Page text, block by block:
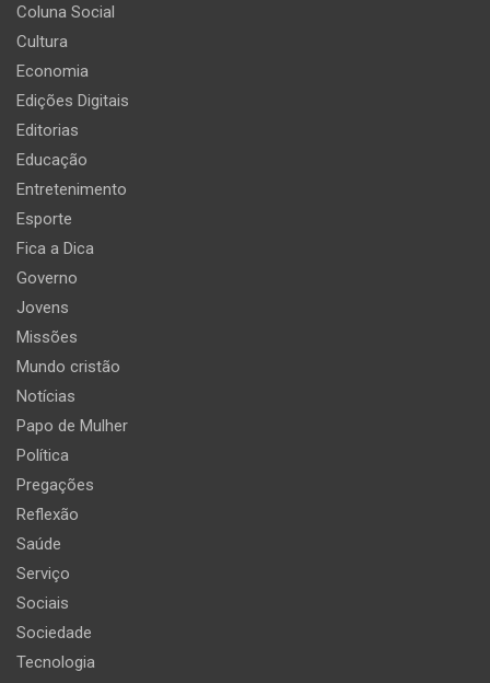
Coluna Social
Cultura
Economia
Edições Digitais
Editorias
Educação
Entretenimento
Esporte
Fica a Dica
Governo
Jovens
Missões
Mundo cristão
Notícias
Papo de Mulher
Política
Pregações
Reflexão
Saúde
Serviço
Sociais
Sociedade
Tecnologia